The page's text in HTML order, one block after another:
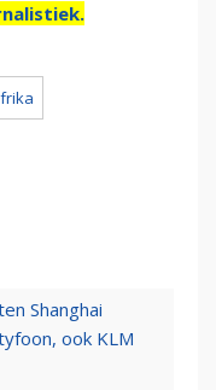
Shanghai
ook KLM